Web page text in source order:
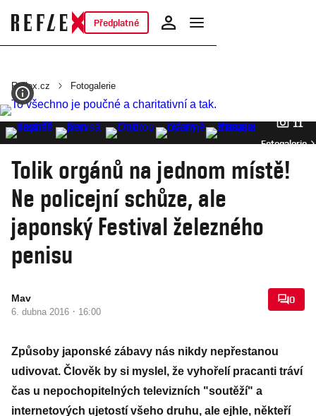
Předplatné
Reflex.cz Fotogalerie
11
Fotogalerie
Tolik orgánů na jednom místě!
Ne policejní schůze, ale
japonský Festival železného
penisu
Mav
6. dubna 2016 · 16:00
0
Způsoby japonské zábavy nás nikdy nepřestanou
udivovat. Člověk by si myslel, že vyhořelí pracanti tráví
čas u nepochopitelných televizních "soutěží" a
internetových ujetostí všeho druhu, ale ejhle, někteří